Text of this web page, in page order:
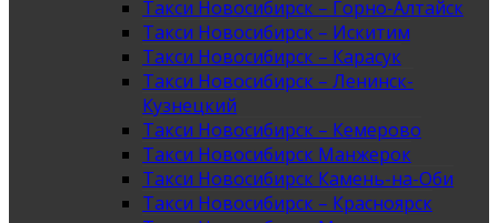
Такси Новосибирск – Горно-Алтайск
Такси Новосибирск – Искитим
Такси Новосибирск – Карасук
Такси Новосибирск – Ленинск-
Кузнецкий
Такси Новосибирск – Кемерово
Такси Новосибирск Манжерок
Такси Новосибирск Камень-на-Оби
Такси Новосибирск – Красноярск